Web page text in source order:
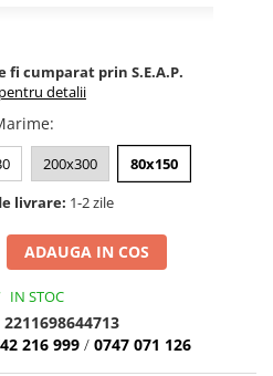
fi cumparat prin S.E.A.P.
detalii
:
200x300
80x150
livrare: 1-2 zile
ADAUGA IN COS
IN STOC
2211698644713
216 999 / 0747 071 126